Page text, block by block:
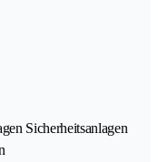
Sicherheitsanlagen